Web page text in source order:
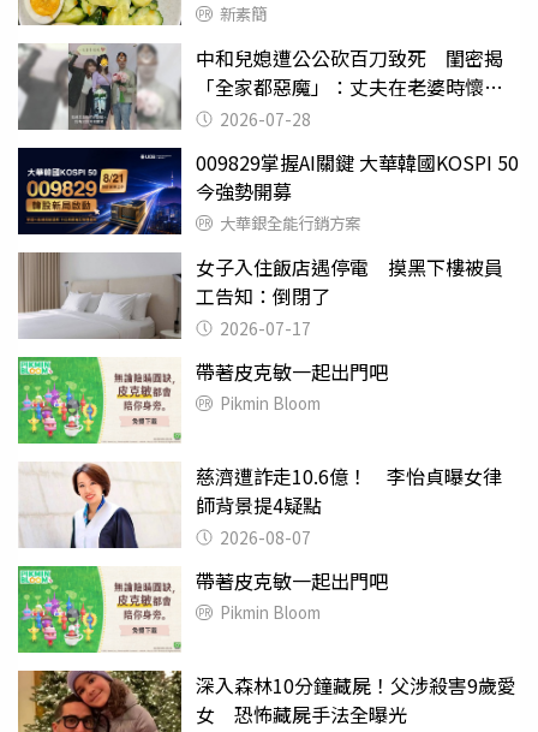
新素簡
中和兒媳遭公公砍百刀致死 閨密揭
「全家都惡魔」：丈夫在老婆時懷孕
摔東西
2026-07-28
009829掌握AI關鍵 大華韓國KOSPI 50
今強勢開募
大華銀全能行銷方案
女子入住飯店遇停電 摸黑下樓被員
工告知：倒閉了
2026-07-17
帶著皮克敏一起出門吧
Pikmin Bloom
慈濟遭詐走10.6億！ 李怡貞曝女律
師背景提4疑點
2026-08-07
帶著皮克敏一起出門吧
Pikmin Bloom
深入森林10分鐘藏屍！父涉殺害9歲愛
女 恐怖藏屍手法全曝光